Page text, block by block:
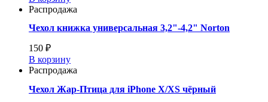
Распродажа
Чехол книжка универсальная 3,2"-4,2" Norton
150 ₽
В корзину
Распродажа
Чехол Жар-Птица для iPhone X/XS чёрный